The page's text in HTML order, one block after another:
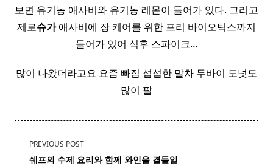
보면 유기농 애사비와 유기농 레몬이 들어가 있다. 그리고
제로슈가애사비에 장 케어를 위한 프리 바이오틱스까지
들어가 있어 식후 스파이크…
많이 나왔더라고요 요즘 빠짐 섭섭한 말차 두바이 도넛도
많이 팔
<span
class="nav-
PREVIOUS POST
쉐프의 수제 요리와 함께 와인을 곁들일